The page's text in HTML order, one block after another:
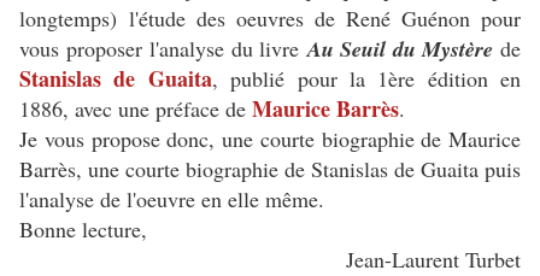
longtemps) l'étude des oeuvres de René Guénon pour
vous proposer l'analyse du livreAu Seuil du Mystère de
Stanislas de Guaita, publié pour la 1ère édition en
1886, avec une préface de Maurice Barrès.
Je vous propose donc, une courte biographie de Maurice
Barrès, une courte biographie de Stanislas de Guaita puis
l'analyse de l'oeuvre en elle même.
Bonne lecture,
Jean-Laurent Turbet